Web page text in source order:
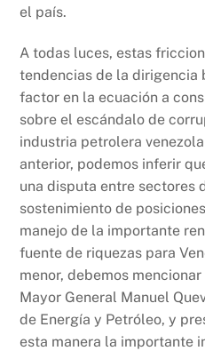
el país.
A todas luces, estas
tendencias de la dirigencia
factor en la ecuación a
sobre el escándalo de
industria petrolera
anterior, podemos inferir
una disputa entre sectores
sostenimiento de
manejo de la importante
fuente de riquezas para
menor, debemos
Mayor General Manuel
de Energía y Petróleo, y
esta manera la importante